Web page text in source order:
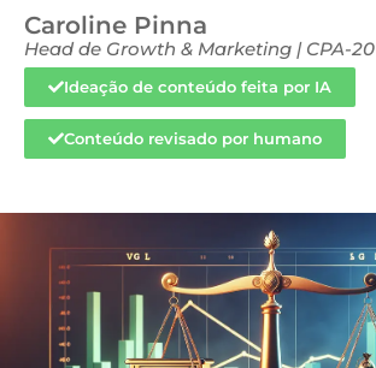
Caroline Pinna
Head de Growth & Marketing | CPA-20
Ideação de conteúdo feita por IA
Conteúdo revisado por humano